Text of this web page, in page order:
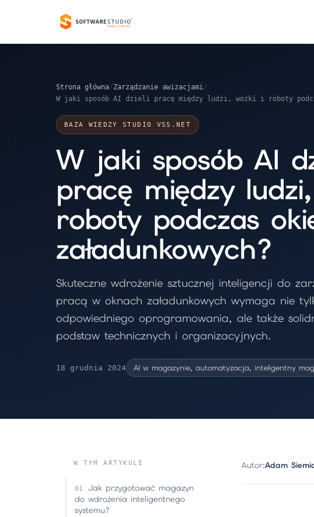
Strona główna/Zarządzanie awizacjami/
W jaki sposób AI dzieli pracę między ludzi, wózki i roboty
BAZA WIEDZY STUDIO VSS.NET
W jaki sposób AI
pracę między
roboty podczas
załadunkowych?
Skuteczne wdrożenie sztucznej inteligencji do
pracą w oknach załadunkowych wymaga nie
odpowiedniego oprogramowania, ale także
podstaw technicznych i organizacyjnych.
18 grudnia 2024 AI w magazynie, automatyzacja, inteligentny
W TYM ARTYKULE
Jak przygotować magazyn
do wdrożenia inteligentnego
systemu?
Autor:Adam